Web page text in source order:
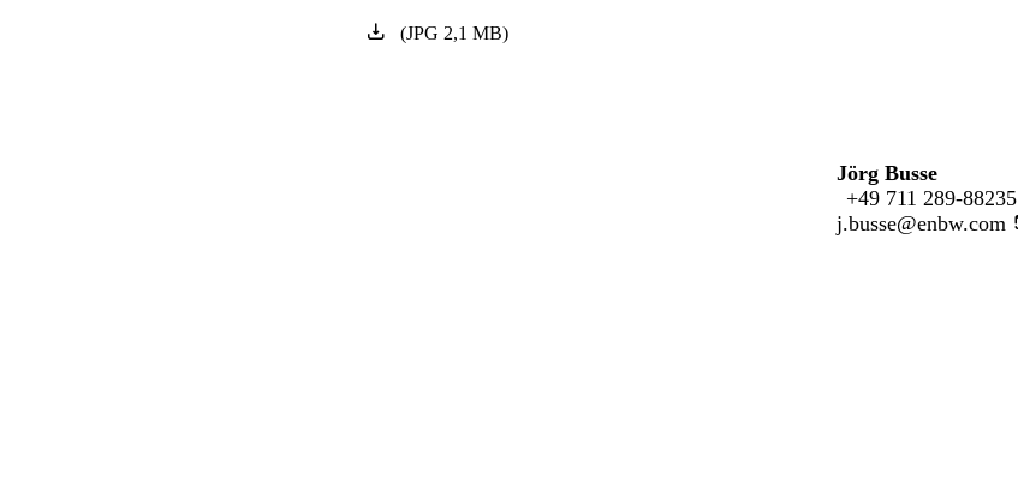
(JPG 2,1 MB)
Jörg Busse
+49 711 289-88235
j.busse@enbw.com